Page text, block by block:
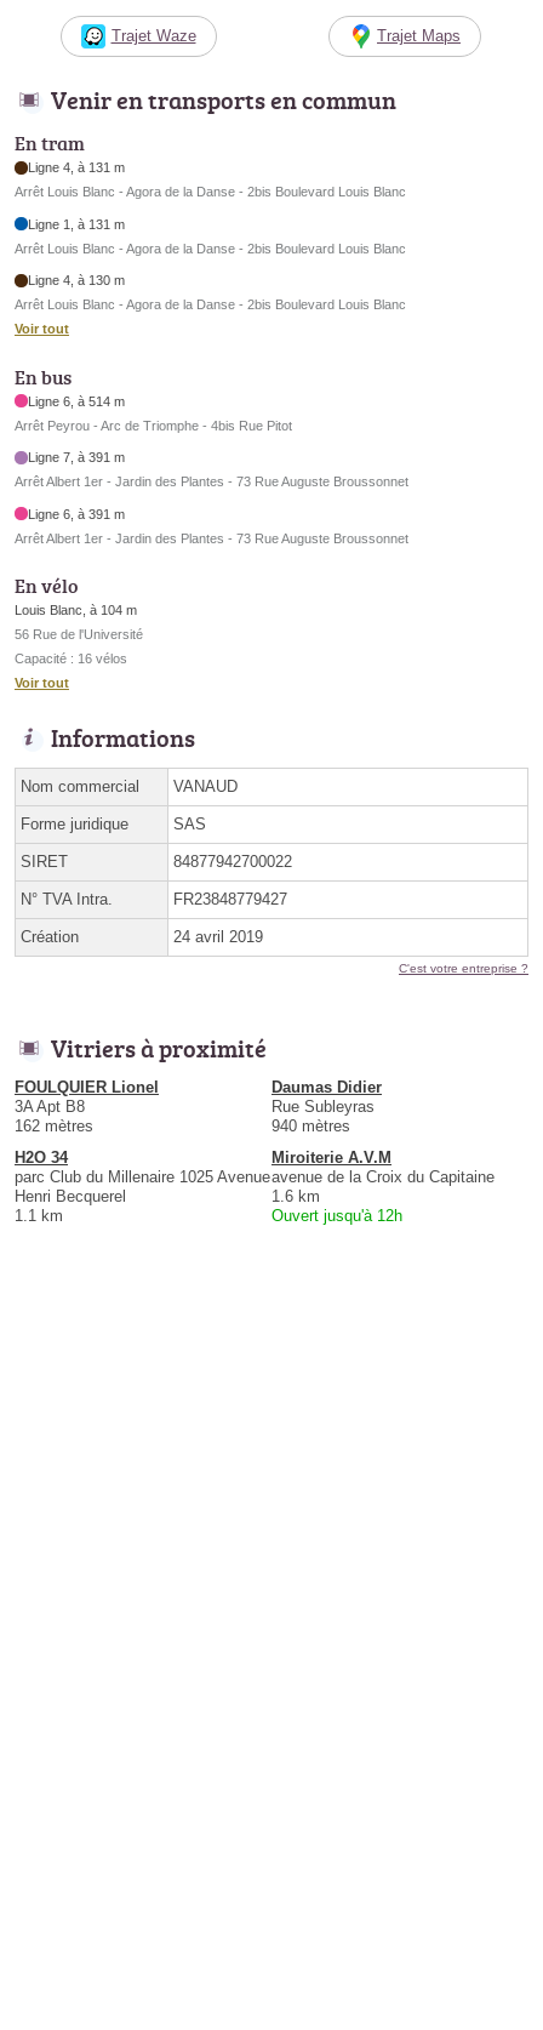
Trajet Waze Trajet Maps
Venir en transports en commun
En tram
Ligne 4, à 131 m
Arrêt Louis Blanc - Agora de la Danse - 2bis Boulevard Louis Blanc
Ligne 1, à 131 m
Arrêt Louis Blanc - Agora de la Danse - 2bis Boulevard Louis Blanc
Ligne 4, à 130 m
Arrêt Louis Blanc - Agora de la Danse - 2bis Boulevard Louis Blanc
Voir tout
En bus
Ligne 6, à 514 m
Arrêt Peyrou - Arc de Triomphe - 4bis Rue Pitot
Ligne 7, à 391 m
Arrêt Albert 1er - Jardin des Plantes - 73 Rue Auguste Broussonnet
Ligne 6, à 391 m
Arrêt Albert 1er - Jardin des Plantes - 73 Rue Auguste Broussonnet
En vélo
Louis Blanc, à 104 m
56 Rue de l'Université
Capacité : 16 vélos
Voir tout
Informations
Nom commercial VANAUD
Forme juridique SAS
SIRET 84877942700022
N° TVA Intra. FR23848779427
Création 24 avril 2019
C'est votre entreprise ?
Vitriers à proximité
FOULQUIER Lionel
3A Apt B8
162 mètres
Daumas Didier
Rue Subleyras
940 mètres
H2O 34
parc Club du Millenaire 1025 Avenue
Henri Becquerel
1.1 km
Miroiterie A.V.M
avenue de la Croix du Capitaine
1.6 km
Ouvert jusqu'à 12h